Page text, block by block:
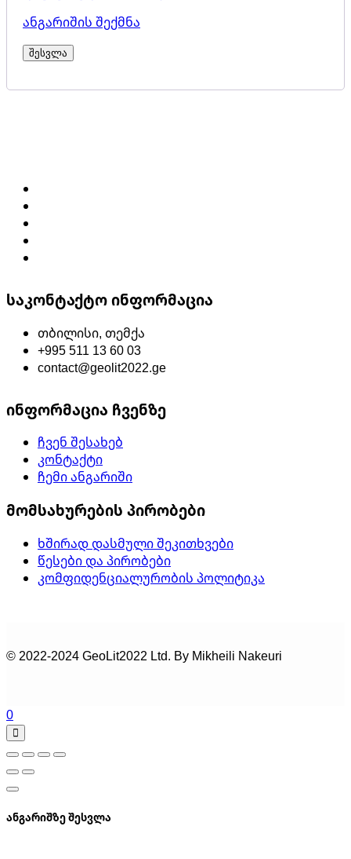
ანგარიშის შექმნა
საკონტაქტო ინფორმაცია
თბილისი, თემქა
+995 511 13 60 03
contact@geolit2022.ge
ინფორმაცია ჩვენზე
ჩვენ შესახებ
კონტაქტი
ჩემი ანგარიში
მომსახურების პირობები
ხშირად დასმული შეკითხვები
წესები და პირობები
კომფიდენციალურობის პოლიტიკა
© 2022-2024 GeoLit2022 Ltd. By Mikheili Nakeuri
0
ანგარიშზე შესვლა